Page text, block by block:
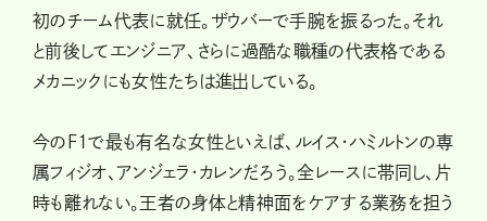
初のチーム代表に就任。ザウバーで手腕を振るった。それ
と前後してエンジニア、さらに過酷な職種の代表格である
メカニックにも女性たちは進出している。
今のF1で最も有名な女性といえば、ルイス・ハミルトンの専
属フィジオ、アンジェラ・カレンだろう。全レースに帯同し、片
時も離れない。王者の身体と精神面をケアする業務を担う